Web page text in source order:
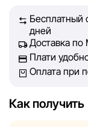
на сайте, была
актуальной.
информацией,
решение о
не может
Бесплатный
дней
Доставка по
Плати
Оплата при
Как получить